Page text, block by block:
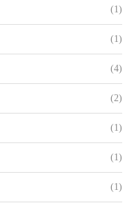
(1)
(1)
(4)
(2)
(1)
(1)
(1)